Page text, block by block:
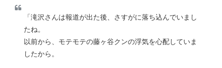
「滝沢さんは報道が出た後、さすがに落ち込んでいまし
たね。
以前から、モテモテの藤ヶ谷クンの浮気を心配していま
したから。